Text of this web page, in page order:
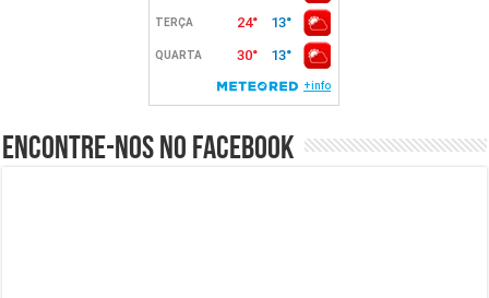
Encontre-nos no Facebook